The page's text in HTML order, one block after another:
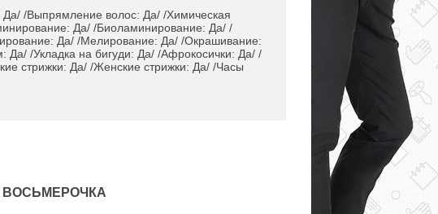
/Выпрямление волос: Да/ /Химическая
Да/ /Биоламинирование: Да/ /
Да/ /Мелирование: Да/ /Окрашивание:
Да/ /Укладка на бигуди: Да/ /Афрокосички: Да/ /
стрижки: Да/ /Женские стрижки: Да/ /Часы